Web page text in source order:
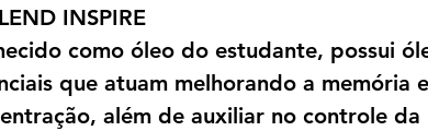
INSPIRE
como óleo do estudante, possui
que atuam melhorando a memória
além de auxiliar no controle da